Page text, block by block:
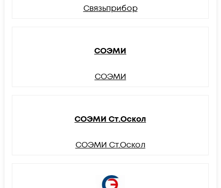
Связьприбор
СОЭМИ
СОЭМИ
СОЭМИ Ст.Оскол
СОЭМИ Ст.Оскол